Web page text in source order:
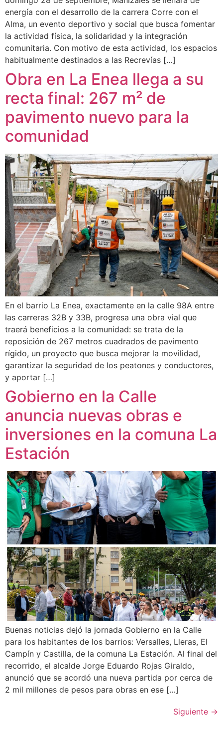
energía con el desarrollo de la carrera Corre con el
Alma, un evento deportivo y social que busca fomentar
la actividad física, la solidaridad y la integración
comunitaria. Con motivo de esta actividad, los espacios
habitualmente destinados a las Recrevías […]
Obra en La Enea llega a su
recta final: 267 m² de
pavimento nuevo para la
comunidad
En el barrio La Enea, exactamente en la calle 98A entre
las carreras 32B y 33B, progresa una obra vial que
traerá beneficios a la comunidad: se trata de la
reposición de 267 metros cuadrados de pavimento
rígido, un proyecto que busca mejorar la movilidad,
garantizar la seguridad de los peatones y conductores,
y aportar […]
Gobierno en la Calle
anuncia nuevas obras e
inversiones en la comuna La
Estación
Buenas noticias dejó la jornada Gobierno en la Calle
para los habitantes de los barrios: Versalles, Lleras, El
Campín y Castilla, de la comuna La Estación. Al final del
recorrido, el alcalde Jorge Eduardo Rojas Giraldo,
anunció que se acordó una nueva partida por cerca de
2 mil millones de pesos para obras en ese […]
Siguiente →